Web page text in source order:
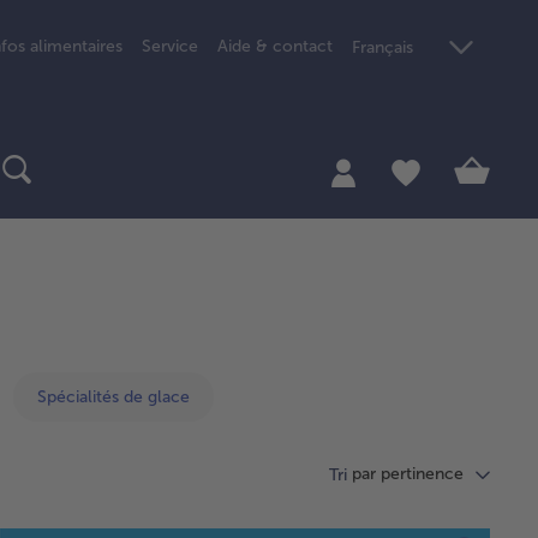
alimentaires Service Aide & contact Français
Spécialités de glace
Tri par pertinence